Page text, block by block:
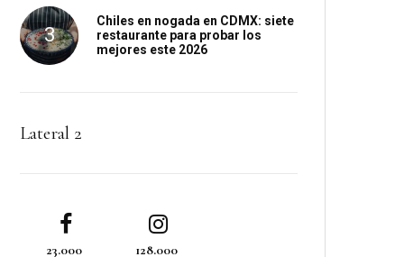
Chiles en nogada en CDMX: siete
restaurante para probar los
mejores este 2026
Lateral 2
23.000 128.000